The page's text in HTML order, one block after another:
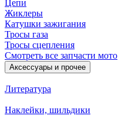
Цепи
Жиклеры
Катушки зажигания
Тросы газа
Тросы сцепления
Смотреть все запчасти мото
Аксессуары и прочее
Литература
Наклейки, шильдики